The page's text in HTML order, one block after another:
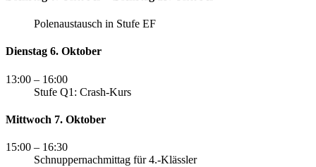
Polenaustausch in Stufe EF
Dienstag 6. Oktober
13:00 – 16:00
Stufe Q1: Crash-Kurs
Mittwoch 7. Oktober
15:00 – 16:30
Schnuppernachmittag für 4.-Klässler